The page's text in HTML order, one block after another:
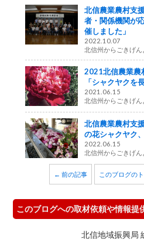
北信農業農村支
者・関係機関が
催しました」
2022.10.07
北信州からごきげん
2021北信農業
「シャクヤクを
2021.06.15
北信州からごきげん
北信農業農村支
の花シャクヤク
2022.06.15
北信州からごきげん
← 前の記事 このブログの
このブログへの取材依頼や情報提
北信地域振興局